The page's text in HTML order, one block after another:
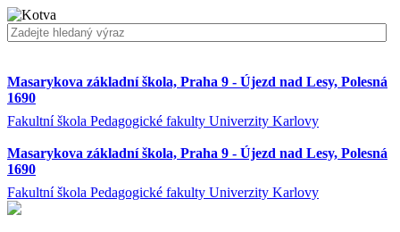
Masarykova základní škola, Praha 9 - Újezd nad Lesy, Polesná
1690
Fakultní škola Pedagogické fakulty Univerzity Karlovy
Masarykova základní škola, Praha 9 - Újezd nad Lesy, Polesná
1690
Fakultní škola Pedagogické fakulty Univerzity Karlovy